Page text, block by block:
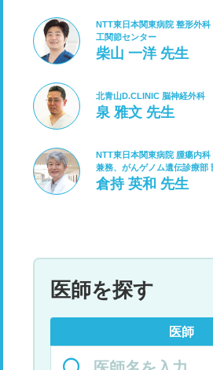
NTT東日本関東病院 整形外
工関節センター
柴山 一洋 先生
北青山D.CLINIC 脳神経外科
泉 雅文 先生
NTT東日本関東病院 腫瘍内
兼務、がんゲノム遺伝診療部
倉持 英和 先生
医師を探す
医師